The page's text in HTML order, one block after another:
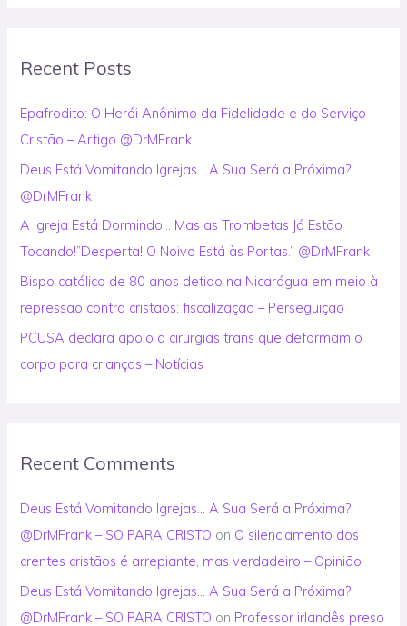
c
f
o
r
:
Recent Posts
Epafrodito: O Herói Anônimo da Fidelidade e do Serviço
Cristão – Artigo @DrMFrank
Deus Está Vomitando Igrejas… A Sua Será a Próxima?
@DrMFrank
A Igreja Está Dormindo… Mas as Trombetas Já Estão
Tocando!”Desperta! O Noivo Está às Portas.” @DrMFrank
Bispo católico de 80 anos detido na Nicarágua em meio à
repressão contra cristãos: fiscalização – Perseguição
PCUSA declara apoio a cirurgias trans que deformam o
corpo para crianças – Notícias
Recent Comments
Deus Está Vomitando Igrejas… A Sua Será a Próxima?
@DrMFrank – SO PARA CRISTO on O silenciamento dos
crentes cristãos é arrepiante, mas verdadeiro – Opinião
Deus Está Vomitando Igrejas… A Sua Será a Próxima?
@DrMFrank – SO PARA CRISTO on Professor irlandês preso